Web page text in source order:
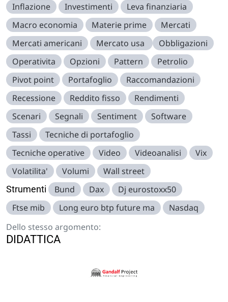
Inflazione
Investimenti
Leva finanziaria
Macro economia
Materie prime
Mercati
Mercati americani
Mercato usa
Obbligazioni
Operativita
Opzioni Pattern
Petrolio
Pivot point
Portafoglio
Raccomandazioni
Recessione
Reddito fisso
Rendimenti
Scenari
Segnali Sentiment
Software
Tassi
Tecniche di portafoglio
Tecniche operative
Video Videoanalisi
Vix
Volatilita'
Volumi Wall street
Strumenti Bund Dax
Dj eurostoxx50
Ftse mib
Long euro btp future ma
Nasdaq
Dello stesso argomento:
DIDATTICA